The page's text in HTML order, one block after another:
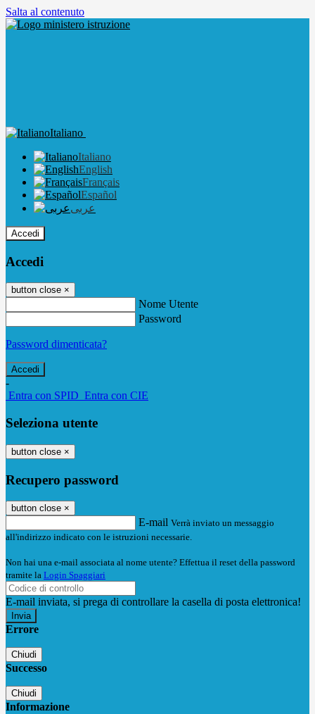
Salta al contenuto
Italiano
Italiano
English
Français
Español
عربى
Accedi
Accedi
button close ×
Nome Utente
Password
Password dimenticata?
-
Entra con SPID Entra con CIE
Seleziona utente
button close ×
Recupero password
button close ×
E-mail Verrà inviato un messaggio
all'indirizzo indicato con le istruzioni necessarie.
Non hai una e-mail associata al nome utente? Effettua il reset della password
tramite la Login Spaggiari
E-mail inviata, si prega di controllare la casella di posta elettronica!
Errore
Chiudi
Successo
Chiudi
Informazione